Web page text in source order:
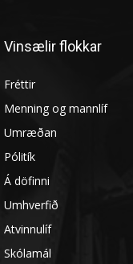
Vinsælir flokkar
Fréttir
Menning og mannlíf
Umræðan
Pólitík
Á döfinni
Umhverfið
Atvinnulíf
Skólamál